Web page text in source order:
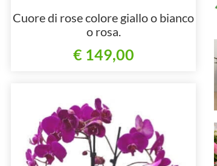
Cuore di rose colore giallo o bianco
o rosa.
€ 149,00